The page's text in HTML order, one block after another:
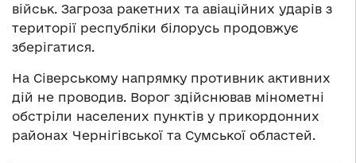
військ. Загроза ракетних та авіаційних ударів з
території республіки білорусь продовжує
зберігатися.
На Сіверському напрямку противник активних
дій не проводив. Ворог здійснював мінометні
обстріли населених пунктів у прикордонних
районах Чернігівської та Сумської областей.